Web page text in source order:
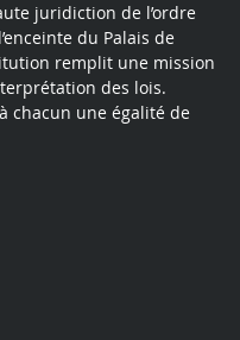
juridiction de l’ordre
du Palais de
remplit une mission
des lois.
chacun une égalité de